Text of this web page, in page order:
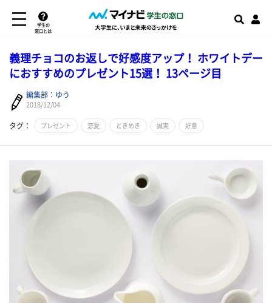
学生の
窓口とは
義理チョコのお返しで好感度アップ！ ホワイトデー
におすすめのプレゼント15選！ 13ページ目
編集部：ゆう
2018/12/04
タグ： プレゼント 恋愛 ときめき 誠実 好意